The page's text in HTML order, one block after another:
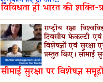
विविधता ही भारत की शक्ति-
राष्ट्रीय रक्षा
दिवसीय फेकल्टी एवं
विशेषज्ञों एवं सुरक्षा
प्रस्तुत किए। सीमाई
सीमाई सुरक्षा पर विशेषज्ञ